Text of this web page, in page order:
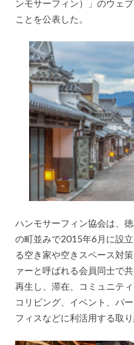
ンモサーフィン）」のウェ
ことを公表した。
ハンモサーフィン協会は、
の町並みで2015年6月に設
る空き家や空きスペース対
ァーと呼ばれる会員同士で
再生し、滞在、コミュニテ
コリビング、イベント、パ
フィスなどに利活用する取り